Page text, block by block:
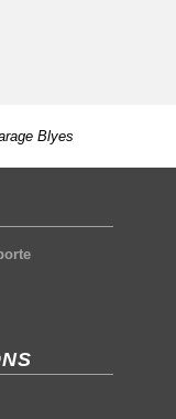
Blyes